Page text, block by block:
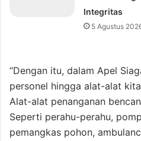
Integritas
5 Agustus
“Dengan itu, dalam Apel
personel hingga alat-alat
Alat-alat penanganan
Seperti perahu-perahu,
pemangkas pohon,